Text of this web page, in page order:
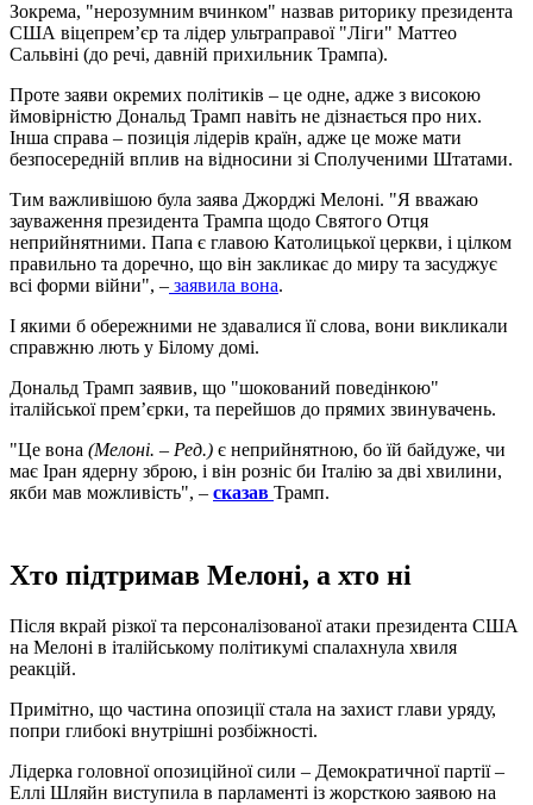
Зокрема, "нерозумним вчинком" назвав риторику президента
США віцепрем’єр та лідер ультраправої "Ліги" Маттео
Сальвіні (до речі, давній прихильник Трампа).
Проте заяви окремих політиків – це одне, адже з високою
ймовірністю Дональд Трамп навіть не дізнається про них.
Інша справа – позиція лідерів країн, адже це може мати
безпосередній вплив на відносини зі Сполученими Штатами.
Тим важливішою була заява Джорджі Мелоні. "Я вважаю
зауваження президента Трампа щодо Святого Отця
неприйнятними. Папа є главою Католицької церкви, і цілком
правильно та доречно, що він закликає до миру та засуджує
всі форми війни", – заявила вона.
І якими б обережними не здавалися її слова, вони викликали
справжню лють у Білому домі.
Дональд Трамп заявив, що "шокований поведінкою"
італійської прем’єрки, та перейшов до прямих звинувачень.
"Це вона (Мелоні. – Ред.) є неприйнятною, бо їй байдуже, чи
має Іран ядерну зброю, і він розніс би Італію за дві хвилини,
якби мав можливість", – сказав Трамп.
Хто підтримав Мелоні, а хто ні
Після вкрай різкої та персоналізованої атаки президента США
на Мелоні в італійському політикумі спалахнула хвиля
реакцій.
Примітно, що частина опозиції стала на захист глави уряду,
попри глибокі внутрішні розбіжності.
Лідерка головної опозиційної сили – Демократичної партії –
Еллі Шляйн виступила в парламенті із жорсткою заявою на